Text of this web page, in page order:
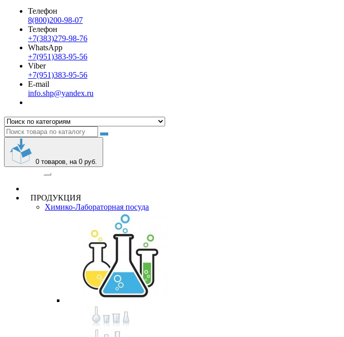
Телефон
8(800)200-98-07
Телефон
+7(383)279-98-76
WhatsApp
+7(951)383-95-56
Viber
+7(951)383-95-56
E-mail
info.shp@yandex.ru
0 товаров, на 0 руб.
ПРОДУКЦИЯ
Химико-Лабораторная посуда